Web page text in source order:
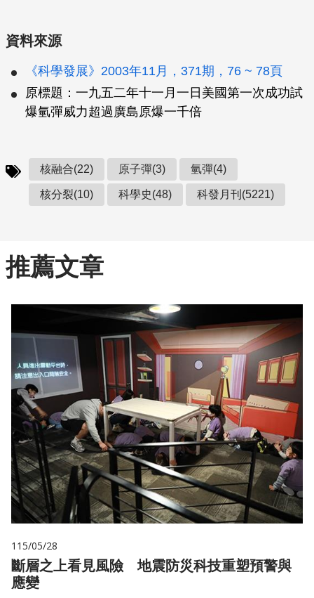
資料來源
《科學發展》2003年11月，371期，76 ~ 78頁
原標題：一九五二年十一月一日美國第一次成功試
爆氫彈威力超過廣島原爆一千倍
核融合(22) 原子彈(3) 氫彈(4)
核分裂(10) 科學史(48) 科發月刊(5221)
推薦文章
115/05/28
斷層之上看見風險 地震防災科技重塑預警與
應變